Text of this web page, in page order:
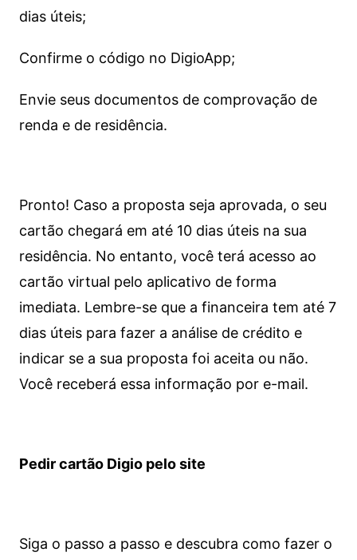
dias úteis;
Confirme o código no DigioApp;
Envie seus documentos de comprovação de
renda e de residência.
Pronto! Caso a proposta seja aprovada, o seu
cartão chegará em até 10 dias úteis na sua
residência. No entanto, você terá acesso ao
cartão virtual pelo aplicativo de forma
imediata. Lembre-se que a financeira tem até 7
dias úteis para fazer a análise de crédito e
indicar se a sua proposta foi aceita ou não.
Você receberá essa informação por e-mail.
Pedir cartão Digio pelo site
Siga o passo a passo e descubra como fazer o